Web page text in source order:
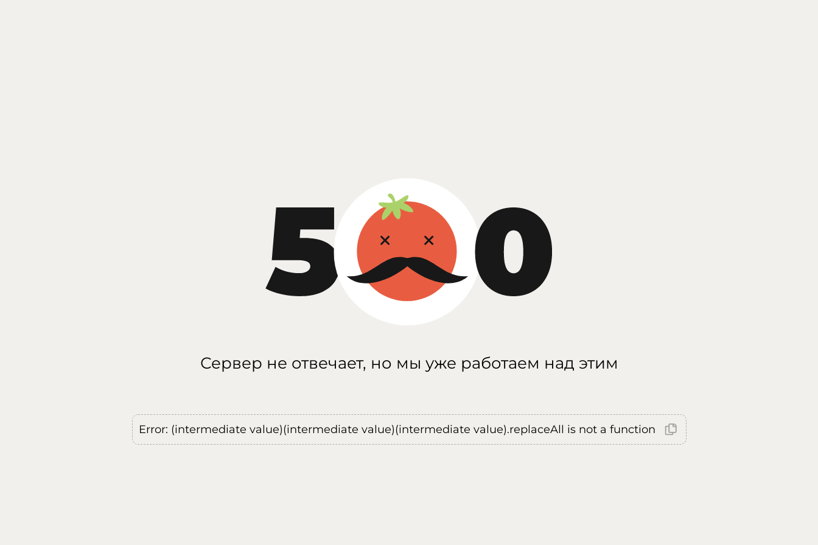
Сервер не отвечает, но мы уже работаем над этим
Error: (intermediate value)(intermediate value)(intermediate value).replaceAll is not a function